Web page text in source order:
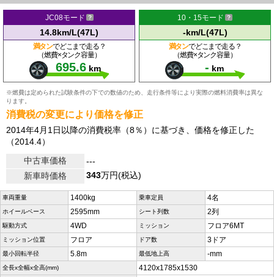
JC08モード
14.8km/L(47L)
満タンでどこまで走る？
（燃費×タンク容量）
695.6 km
10・15モード
-km/L(47L)
満タンでどこまで走る？
（燃費×タンク容量）
- km
※燃費は定められた試験条件の下での数値のため、走行条件等により実際の燃料消費率は異な
ります。
消費税の変更により価格を修正
2014年4月1日以降の消費税率（8％）に基づき、価格を修正した
（2014.4）
中古車価格
---
新車時価格
343万円(税込)
車両重量 1400kg 乗車定員 4名
ホイールベース 2595mm シート列数 2列
駆動方式 4WD ミッション フロア6MT
ミッション位置 フロア ドア数 3ドア
最小回転半径 5.8m 最低地上高 -mm
全長x全幅x全高(mm) 4120x1785x1530